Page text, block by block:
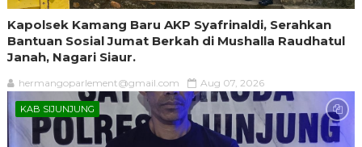
Kapolsek Kamang Baru AKP Syafrinaldi, Serahkan
Bantuan Sosial Jumat Berkah di Mushalla Raudhatul
Janah, Nagari Siaur.
hermangoparlement@gmail.com Aug 07, 2026
KAB SIJUNJUNG